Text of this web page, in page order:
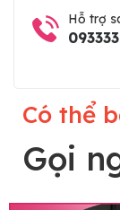
Hỗ trợ
Có thể
Gọi